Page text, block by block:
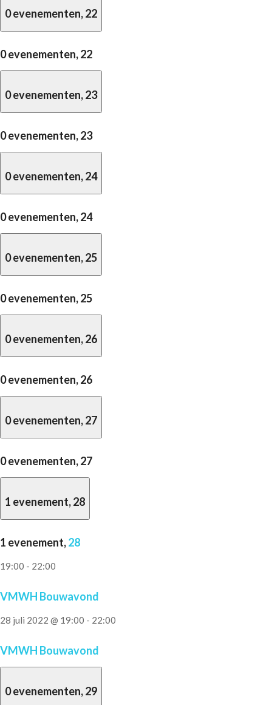
0 evenementen,22
0 evenementen,22
0 evenementen,23
0 evenementen,23
0 evenementen,24
0 evenementen,24
0 evenementen,25
0 evenementen,25
0 evenementen,26
0 evenementen,26
0 evenementen,27
0 evenementen,27
1 evenement,28
1 evenement,28
19:00 - 22:00
VMWH Bouwavond
28 juli 2022 @ 19:00 - 22:00
VMWH Bouwavond
0 evenementen,29